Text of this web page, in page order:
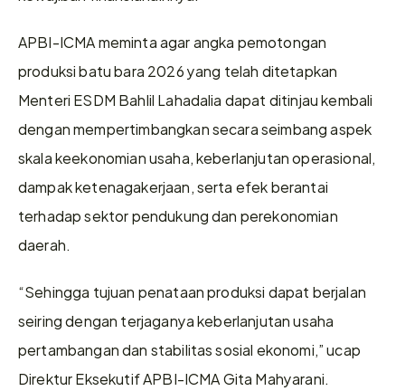
APBI-ICMA meminta agar angka pemotongan
produksi batu bara 2026 yang telah ditetapkan
Menteri ESDM Bahlil Lahadalia dapat ditinjau kembali
dengan mempertimbangkan secara seimbang aspek
skala keekonomian usaha, keberlanjutan operasional,
dampak ketenagakerjaan, serta efek berantai
terhadap sektor pendukung dan perekonomian
daerah.
“Sehingga tujuan penataan produksi dapat berjalan
seiring dengan terjaganya keberlanjutan usaha
pertambangan dan stabilitas sosial ekonomi,” ucap
Direktur Eksekutif APBI-ICMA Gita Mahyarani.